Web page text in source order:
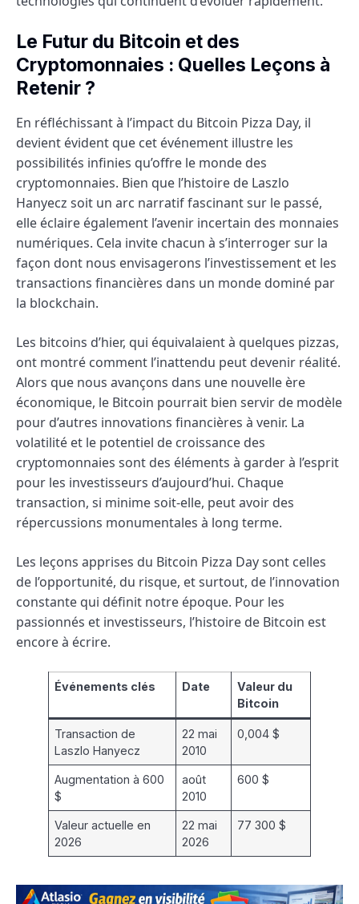
Le Futur du Bitcoin et des
Cryptomonnaies : Quelles Leçons à
Retenir ?
En réfléchissant à l’impact du Bitcoin Pizza Day, il
devient évident que cet événement illustre les
possibilités infinies qu’offre le monde des
cryptomonnaies. Bien que l’histoire de Laszlo
Hanyecz soit un arc narratif fascinant sur le passé,
elle éclaire également l’avenir incertain des monnaies
numériques. Cela invite chacun à s’interroger sur la
façon dont nous envisagerons l’investissement et les
transactions financières dans un monde dominé par
la blockchain.
Les bitcoins d’hier, qui équivalaient à quelques pizzas,
ont montré comment l’inattendu peut devenir réalité.
Alors que nous avançons dans une nouvelle ère
économique, le Bitcoin pourrait bien servir de modèle
pour d’autres innovations financières à venir. La
volatilité et le potentiel de croissance des
cryptomonnaies sont des éléments à garder à l’esprit
pour les investisseurs d’aujourd’hui. Chaque
transaction, si minime soit-elle, peut avoir des
répercussions monumentales à long terme.
Les leçons apprises du Bitcoin Pizza Day sont celles
de l’opportunité, du risque, et surtout, de l’innovation
constante qui définit notre époque. Pour les
passionnés et investisseurs, l’histoire de Bitcoin est
encore à écrire.
Événements clés Date
Valeur du
Bitcoin
Transaction de
Laszlo Hanyecz
22 mai
2010
0,004 $
Augmentation à 600
$
août
2010
600 $
Valeur actuelle en
2026
22 mai
2026
77 300 $